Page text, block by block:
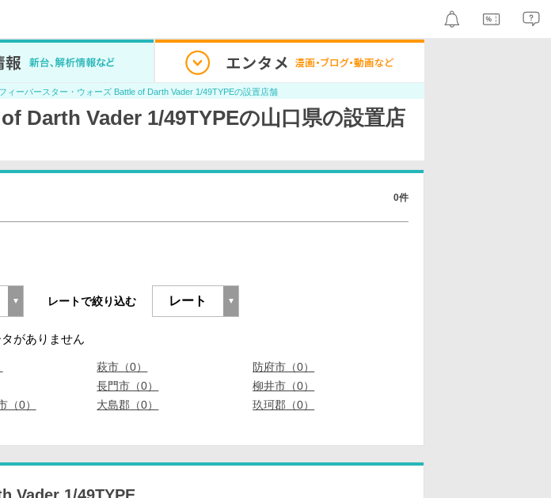
ィーバースター・ウォーズ Battle of Darth Vader 1/49TYPEの設置店舗
Darth Vader 1/49TYPEの山口県の設置店
0件
レートで絞り込む
がありません
萩市（0）
防府市（0）
長門市（0）
柳井市（0）
（0） 大島郡（0）
玖珂郡（0）